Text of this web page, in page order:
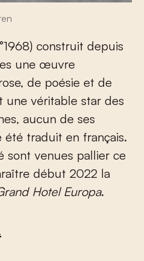
construit depuis
une œuvre
de poésie et de
une véritable star des
aucun de ses
été traduit en français.
sont venues pallier ce
début 2022 la
Hotel Europa.